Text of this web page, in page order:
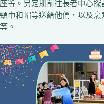
座等。另定期前往長者中心
頸巾和帽等送給他們，以及烹
等。